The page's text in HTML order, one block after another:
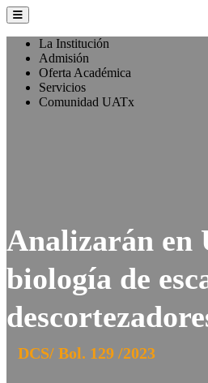
La Institución
Admisión
Oferta Académica
Servicios
Comunidad UATx
Analizarán en
biología de
DCS/ Bol. 129 /2023